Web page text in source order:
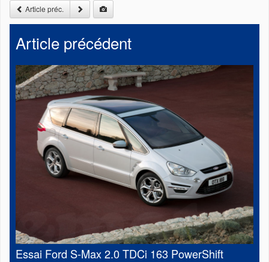
Article préc.
Article précédent
Essai Ford S-Max 2.0 TDCi 163 PowerShift